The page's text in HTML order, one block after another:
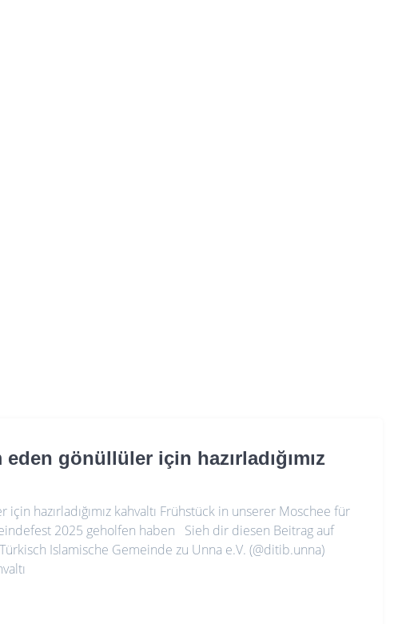
gönüllüler için hazırladığımız
hazırladığımız kahvaltı Frühstück in unserer Moschee für
2025 geholfen haben Sieh dir diesen Beitrag auf
Islamische Gemeinde zu Unna e.V. (@ditib.unna)